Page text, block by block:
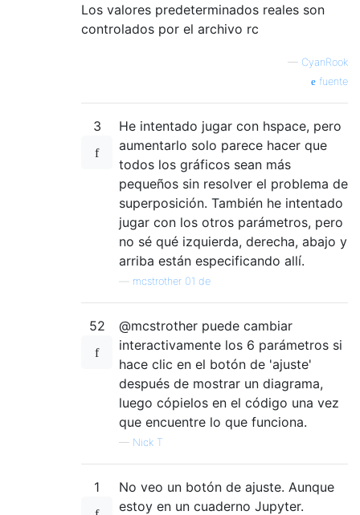
Los valores predeterminados reales son
controlados por el archivo rc
— CyanRook
fuente
3
He intentado jugar con hspace, pero
aumentarlo solo parece hacer que
todos los gráficos sean más
pequeños sin resolver el problema de
superposición. También he intentado
jugar con los otros parámetros, pero
no sé qué izquierda, derecha, abajo y
arriba están especificando allí.
mcstrother 01 de
52
@mcstrother puede cambiar
interactivamente los 6 parámetros si
hace clic en el botón de 'ajuste'
después de mostrar un diagrama,
luego cópielos en el código una vez
que encuentre lo que funciona.
— Nick T
1
No veo un botón de ajuste. Aunque
estoy en un cuaderno Jupyter.